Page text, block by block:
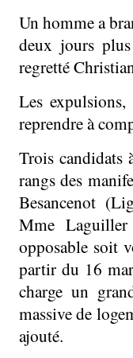
Un homme a
deux jours
regretté
Les
reprendre à
Trois candidats
rangs des
Besancenot
Mme
opposable soit
partir du 16
charge un
massive de
ajouté.